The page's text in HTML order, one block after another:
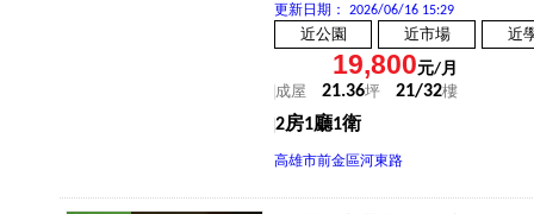
更新日期： 2026/06/16 15:29
近公園 近市場 近
19,800元/月
成屋 21.36坪 21/32樓
2房1廳1衛
高雄市前金區河東路